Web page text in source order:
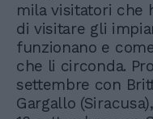
mila visitatori che
di visitare gli
funzionano e
che li circonda.
settembre con
Gargallo